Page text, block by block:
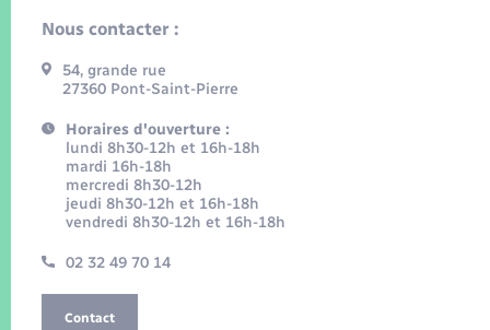
Nous contacter :
54, grande rue
27360 Pont-Saint-Pierre
Horaires d'ouverture :
lundi 8h30-12h et 16h-18h
mardi 16h-18h
mercredi 8h30-12h
jeudi 8h30-12h et 16h-18h
vendredi 8h30-12h et 16h-18h
02 32 49 70 14
Contact